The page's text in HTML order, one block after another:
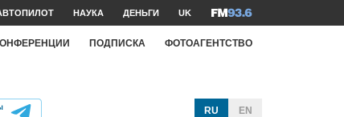
НАУКА ДЕНЬГИ UK
ПОДПИСКА ФОТОАГЕНТСТВО
RU EN